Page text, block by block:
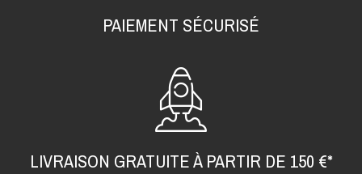
PAIEMENT SÉCURISÉ
LIVRAISON GRATUITE À PARTIR DE 150 €*